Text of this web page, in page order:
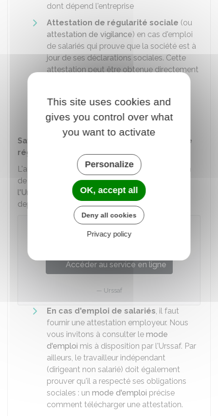
dont dépend l'entreprise
Attestation de régularité sociale (ou
attestation de vigilance) en cas d'emploi
de salariés qui prouve que la société est à
jour de ses déclarations sociales. Cette
attestation peut être obtenue directement
demander à l'Urssaf uneattestation
d'entreprise sans salarié.
Savoir comment obtenir une attestation de
régularité sociale
L'attestation de régularité sociale (ou attestation
de vigilance) peut être obtenue sur le site de
l'Urssaf
. Elle peut être directement téléchargée
depuis son espace en ligne sur Urssaf.fr .
Créer votre espace (compte) Urssaf
Accéder au service en ligne
Urssaf
En cas d'emploi de salariés, il faut
fournir une attestation employeur. Nous
vous invitons à consulter le mode
d'emploi mis à disposition par l'Urssaf. Par
ailleurs, le travailleur indépendant
(dirigeant non salarié) doit également
prouver qu'il a respecté ses obligations
sociales : un mode d'emploi précise
comment télécharger une attestation.
This site uses cookies and
gives you control over what
you want to activate
Personalize
OK, accept all
Deny all cookies
Privacy policy